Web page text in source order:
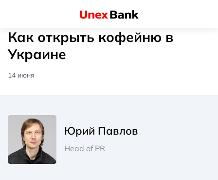
Как открыть кофейню в
Украине
14 июня
Юрий Павлов
Head of PR